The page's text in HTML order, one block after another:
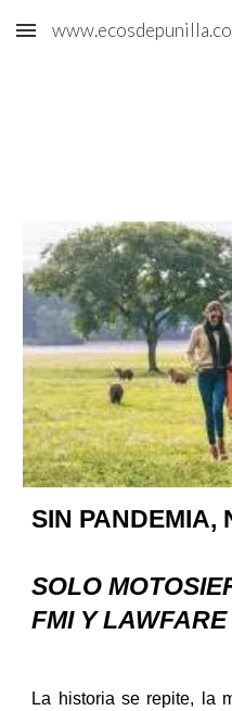
Skip to main content
SIN PANDEMIA,
SOLO
FMI Y LAWFARE
La historia se repite, la